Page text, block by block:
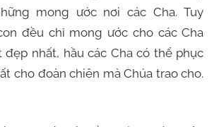
mong ước nơi các Cha. Tuy
đều chỉ mong ước cho các Cha
nhất, hầu các Cha có thể phục
cho đoàn chiên mà Chúa trao cho.